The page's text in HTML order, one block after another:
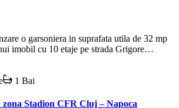
o garsoniera in suprafata utila de 32 mp
imobil cu 10 etaje pe strada Grigore…
1 Bai
Stadion CFR Cluj – Napoca